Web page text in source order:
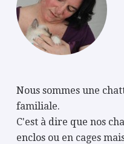
Nous sommes une
familiale.
C'est à dire que nos
enclos ou en cages